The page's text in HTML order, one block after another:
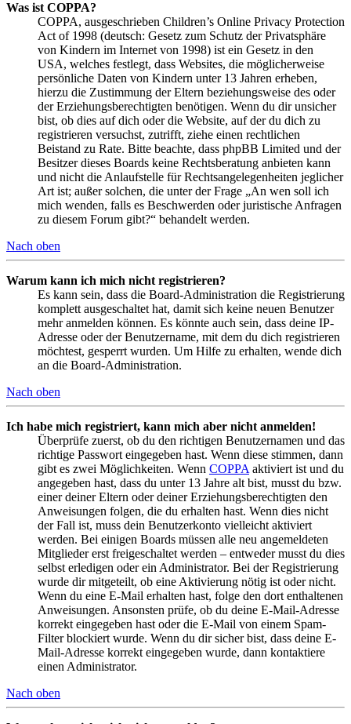
Was ist COPPA?
COPPA, ausgeschrieben Children’s Online Privacy Protection
Act of 1998 (deutsch: Gesetz zum Schutz der Privatsphäre
von Kindern im Internet von 1998) ist ein Gesetz in den
USA, welches festlegt, dass Websites, die möglicherweise
persönliche Daten von Kindern unter 13 Jahren erheben,
hierzu die Zustimmung der Eltern beziehungsweise des oder
der Erziehungsberechtigten benötigen. Wenn du dir unsicher
bist, ob dies auf dich oder die Website, auf der du dich zu
registrieren versuchst, zutrifft, ziehe einen rechtlichen
Beistand zu Rate. Bitte beachte, dass phpBB Limited und der
Besitzer dieses Boards keine Rechtsberatung anbieten kann
und nicht die Anlaufstelle für Rechtsangelegenheiten jeglicher
Art ist; außer solchen, die unter der Frage „An wen soll ich
mich wenden, falls es Beschwerden oder juristische Anfragen
zu diesem Forum gibt?“ behandelt werden.
Nach oben
Warum kann ich mich nicht registrieren?
Es kann sein, dass die Board-Administration die Registrierung
komplett ausgeschaltet hat, damit sich keine neuen Benutzer
mehr anmelden können. Es könnte auch sein, dass deine IP-
Adresse oder der Benutzername, mit dem du dich registrieren
möchtest, gesperrt wurden. Um Hilfe zu erhalten, wende dich
an die Board-Administration.
Nach oben
Ich habe mich registriert, kann mich aber nicht anmelden!
Überprüfe zuerst, ob du den richtigen Benutzernamen und das
richtige Passwort eingegeben hast. Wenn diese stimmen, dann
gibt es zwei Möglichkeiten. Wenn COPPA aktiviert ist und du
angegeben hast, dass du unter 13 Jahre alt bist, musst du bzw.
einer deiner Eltern oder deiner Erziehungsberechtigten den
Anweisungen folgen, die du erhalten hast. Wenn dies nicht
der Fall ist, muss dein Benutzerkonto vielleicht aktiviert
werden. Bei einigen Boards müssen alle neu angemeldeten
Mitglieder erst freigeschaltet werden – entweder musst du dies
selbst erledigen oder ein Administrator. Bei der Registrierung
wurde dir mitgeteilt, ob eine Aktivierung nötig ist oder nicht.
Wenn du eine E-Mail erhalten hast, folge den dort enthaltenen
Anweisungen. Ansonsten prüfe, ob du deine E-Mail-Adresse
korrekt eingegeben hast oder die E-Mail von einem Spam-
Filter blockiert wurde. Wenn du dir sicher bist, dass deine E-
Mail-Adresse korrekt eingegeben wurde, dann kontaktiere
einen Administrator.
Nach oben